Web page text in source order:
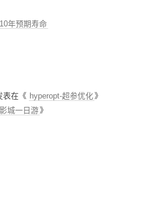
年预期寿命
表在《 hyperopt-超参优化 》
城一日游》